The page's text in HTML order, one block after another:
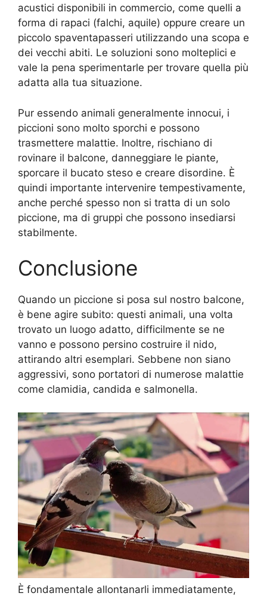
acustici disponibili in commercio, come quelli a
forma di rapaci (falchi, aquile) oppure creare un
piccolo spaventapasseri utilizzando una scopa e
dei vecchi abiti. Le soluzioni sono molteplici e
vale la pena sperimentarle per trovare quella più
adatta alla tua situazione.
Pur essendo animali generalmente innocui, i
piccioni sono molto sporchi e possono
trasmettere malattie. Inoltre, rischiano di
rovinare il balcone, danneggiare le piante,
sporcare il bucato steso e creare disordine. È
quindi importante intervenire tempestivamente,
anche perché spesso non si tratta di un solo
piccione, ma di gruppi che possono insediarsi
stabilmente.
Conclusione
Quando un piccione si posa sul nostro balcone,
è bene agire subito: questi animali, una volta
trovato un luogo adatto, difficilmente se ne
vanno e possono persino costruire il nido,
attirando altri esemplari. Sebbene non siano
aggressivi, sono portatori di numerose malattie
come clamidia, candida e salmonella.
È fondamentale allontanarli immediatamente,